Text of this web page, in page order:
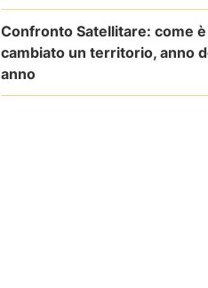
Confronto Satellitare: come è
cambiato un territorio, anno
anno